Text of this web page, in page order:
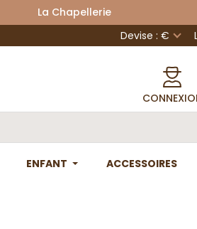
Chapellerie
Devise : €
ENFANT ACCESSOIRES